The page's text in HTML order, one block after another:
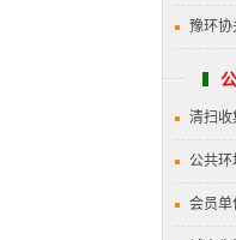
豫环协
清扫收
公共
会员单